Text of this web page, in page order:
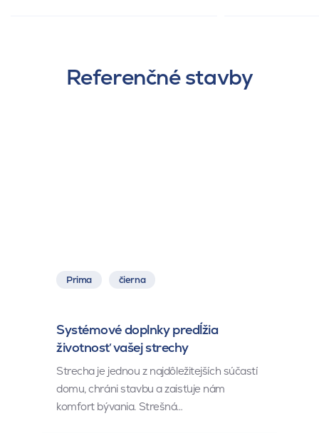
Referenčné stavby
Prima čierna
Systémové doplnky predĺžia
životnosť vašej strechy
Strecha je jednou z najdôležitejších súčastí
domu, chráni stavbu a zaisťuje nám
komfort bývania. Strešná…